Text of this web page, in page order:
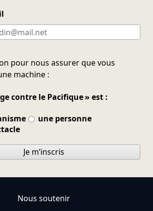
pour nous assurer que vous
machine :
contre le Pacifique » est :
une personne
Je m’inscris
Nous soutenir